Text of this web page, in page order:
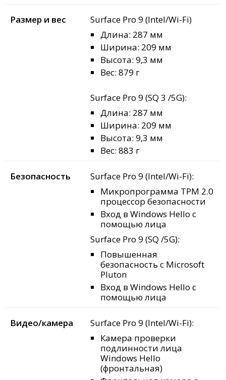
Размер и вес
Surface Pro 9 (Intel/Wi-Fi)
Длина: 287 мм
Ширина: 209 мм
Высота: 9,3 мм
Вес: 879 г
Surface Pro 9 (SQ 3 /5G):
Длина: 287 мм
Ширина: 209 мм
Высота: 9,3 мм
Вес: 883 г
Безопасность
Surface Pro 9 (Intel/Wi-Fi):
Микропрограмма TPM 2.0
процессор безопасности
Вход в Windows Hello с
помощью лица
Surface Pro 9 (SQ /5G):
Повышенная
безопасность с Microsoft
Pluton
Вход в Windows Hello с
помощью лица
Видео/камера
Surface Pro 9 (Intel/Wi-Fi):
Камера проверки
подлинности лица
Windows Hello
(фронтальная)